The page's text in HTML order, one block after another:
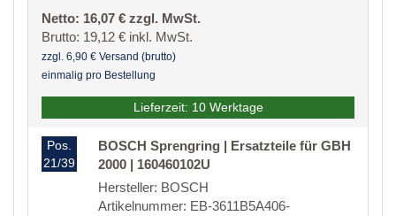
Netto: 16,07 € zzgl. MwSt.
Brutto: 19,12 € inkl. MwSt.
zzgl. 6,90 € Versand (brutto)
einmalig pro Bestellung
Lieferzeit: 10 Werktage
Pos.
21/39
BOSCH Sprengring | Ersatzteile für GBH
2000 | 160460102U
Hersteller: BOSCH
Artikelnummer: EB-3611B5A406-